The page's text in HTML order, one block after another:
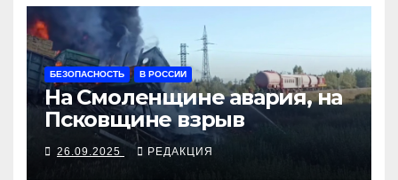
БЕЗОПАСНОСТЬ В РОССИИ
На Смоленщине авария, на
Псковщине взрыв
26.09.2025 РЕДАКЦИЯ